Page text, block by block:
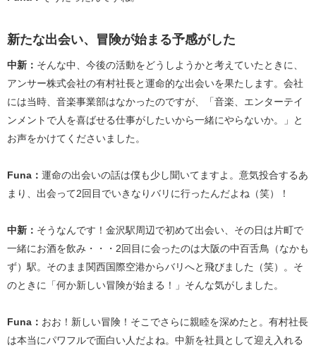
新たな出会い、冒険が始まる予感がした
中新： そんな中、今後の活動をどうしようかと考えていたときに、
アンサー株式会社の有村社長と運命的な出会いを果たします。会社
には当時、音楽事業部はなかったのですが、「音楽、エンターテイ
ンメントで人を喜ばせる仕事がしたいから一緒にやらないか。」と
お声をかけてくださいました。
Funa： 運命の出会いの話は僕も少し聞いてますよ。意気投合するあ
まり、出会って2回目でいきなりバリに行ったんだよね（笑）！
中新： そうなんです！金沢駅周辺で初めて出会い、その日は片町で
一緒にお酒を飲み・・・2回目に会ったのは大阪の中百舌鳥（なかも
ず）駅。そのまま関西国際空港からバリへと飛びました（笑）。そ
のときに「何か新しい冒険が始まる！」そんな気がしました。
Funa： おお！新しい冒険！そこでさらに親睦を深めたと。有村社長
は本当にパワフルで面白い人だよね。中新を社員として迎え入れる